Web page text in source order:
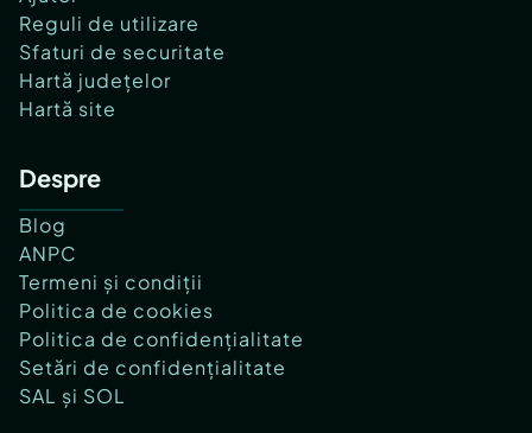
Reguli de utilizare
Sfaturi de securitate
Hartă județelor
Hartă site
Despre
Blog
ANPC
Termeni și condiții
Politica de cookies
Politica de confidențialitate
Setări de confidențialitate
SAL și SOL